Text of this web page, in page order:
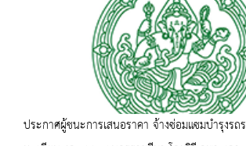
ประกาศผู้ชนะการเสนอราคา จ้างซ่อมแซมบำรุงรถ